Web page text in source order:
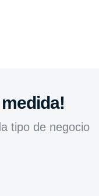
tipo de negocio